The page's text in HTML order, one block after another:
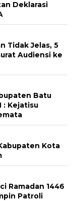
Deklarasi
Tidak Jelas, 5
Audiensi ke
Batu
: Kejatisu
Kota
Ramadan 1446
Patroli